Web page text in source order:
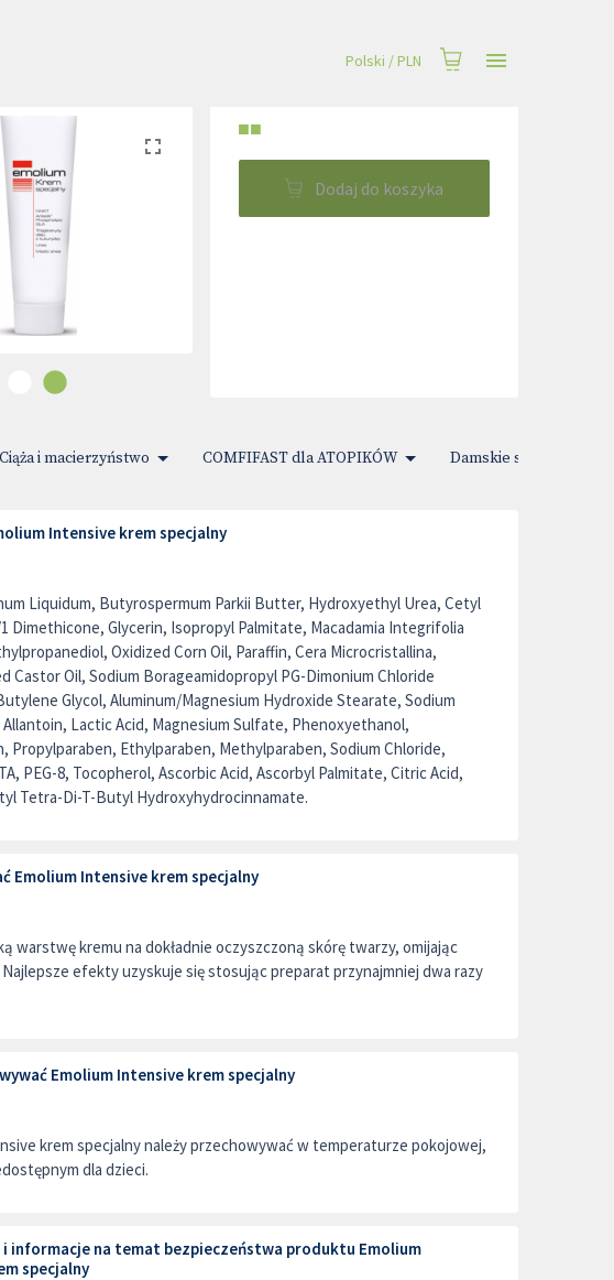
Polski /PLN
■■
Dodaj do koszyka
Ciąża i macierzyństwo COMFIFAST dla ATOPIKÓW Damskie sprawy
Intensive krem specjalny
Liquidum, Butyrospermum Parkii Butter, Hydroxyethyl Urea, Cetyl
1 Dimethicone, Glycerin, Isopropyl Palmitate, Macadamia Integrifolia
Oxidized Corn Oil, Paraffin, Cera Microcristallina,
Castor Oil, Sodium Borageamidopropyl PG-Dimonium Chloride
Glycol, Aluminum/Magnesium Hydroxide Stearate, Sodium
Lactic Acid, Magnesium Sulfate, Phenoxyethanol,
Propylparaben, Ethylparaben, Methylparaben, Sodium Chloride,
PEG-8, Tocopherol, Ascorbic Acid, Ascorbyl Palmitate, Citric Acid,
Tetra-Di-T-Butyl Hydroxyhydrocinnamate.
Emolium Intensive krem specjalny
warstwę kremu na dokładnie oczyszczoną skórę twarzy, omijając
efekty uzyskuje się stosując preparat przynajmniej dwa razy
Emolium Intensive krem specjalny
krem specjalny należy przechowywać w temperaturze pokojowej,
dla dzieci.
informacje na temat bezpieczeństwa produktu Emolium
specjalny